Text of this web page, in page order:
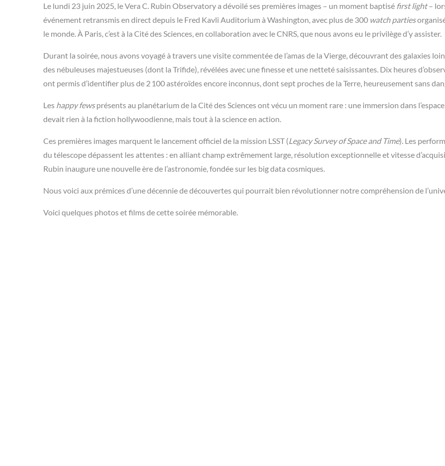
Le lundi 23 juin 2025, le Vera C. Rubin Observatory a dévoilé ses premières images – un moment baptisé first light–
événement retransmis en direct depuis le Fred Kavli Auditorium à Washington, avec plus de 300 watch parties
le monde. À Paris, c’est à la Cité des Sciences, en collaboration avec le CNRS, que nous avons eu le privilège d’y assister.
Durant la soirée, nous avons voyagé à travers une visite commentée de l’amas de la Vierge, découvrant des galaxies
des nébuleuses majestueuses (dont la Trifide), révélées avec une finesse et une netteté saisissantes. Dix heures
ont permis d’identifier plus de 2 100 astéroïdes encore inconnus, dont sept proches de la Terre, heureusement sans
Les happy fewsprésents au planétarium de la Cité des Sciences ont vécu un moment rare : une immersion dans
devait rien à la fiction hollywoodienne, mais tout à la science en action.
Ces premières images marquent le lancement officiel de la mission LSST (Legacy Survey of Space and Time). Les
du télescope dépassent les attentes : en alliant champ extrêmement large, résolution exceptionnelle et vitesse
Rubin inaugure une nouvelle ère de l’astronomie, fondée sur les big data cosmiques.
Nous voici aux prémices d’une décennie de découvertes qui pourrait bien révolutionner notre compréhension de
Voici quelques photos et films de cette soirée mémorable.